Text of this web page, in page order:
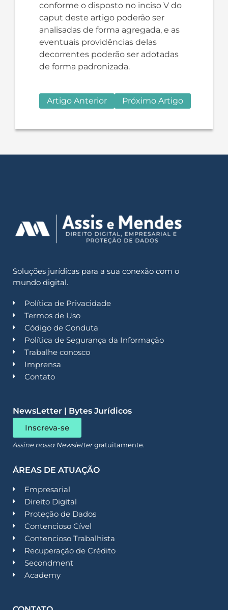
conforme o disposto no inciso V do
caput deste artigo poderão ser
analisadas de forma agregada, e as
eventuais providências delas
decorrentes poderão ser adotadas
de forma padronizada.
Artigo Anterior Próximo Artigo
Soluções jurídicas para a sua conexão com o
mundo digital.
Política de Privacidade
Termos de Uso
Código de Conduta
Política de Segurança da Informação
Trabalhe conosco
Imprensa
Contato
NewsLetter | Bytes Jurídicos
Inscreva-se
Assine nossa Newslettergratuitamente.
ÁREAS DE ATUAÇÃO
Empresarial
Direito Digital
Proteção de Dados
Contencioso Cível
Contencioso Trabalhista
Recuperação de Crédito
Secondment
Academy